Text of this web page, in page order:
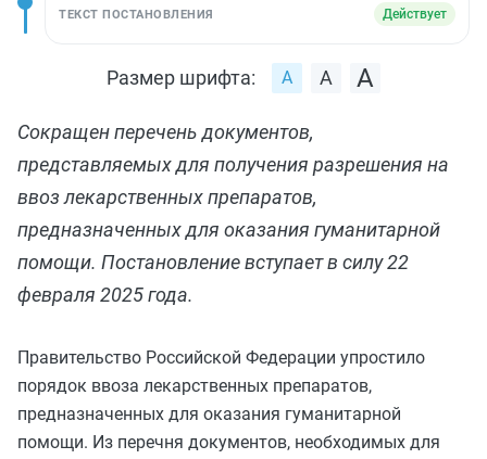
ТЕКСТ ПОСТАНОВЛЕНИЯ Действует
Размер шрифта:
Сокращен перечень документов,
представляемых для получения разрешения на
ввоз лекарственных препаратов,
предназначенных для оказания гуманитарной
помощи. Постановление вступает в силу 22
февраля 2025 года.
Правительство Российской Федерации упростило
порядок ввоза лекарственных препаратов,
предназначенных для оказания гуманитарной
помощи. Из перечня документов, необходимых для